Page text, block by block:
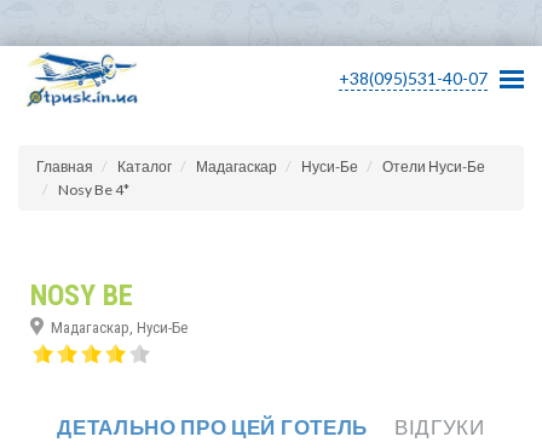
+38(095)531-40-07
Главная Каталог Мадагаскар Нуси-Бе
Отели Нуси-Бе
Nosy Be 4*
NOSY BE
Мадагаскар, Нуси-Бе
ДЕТАЛЬНО ПРО ЦЕЙ ГОТЕЛЬ
ВІДГУКИ